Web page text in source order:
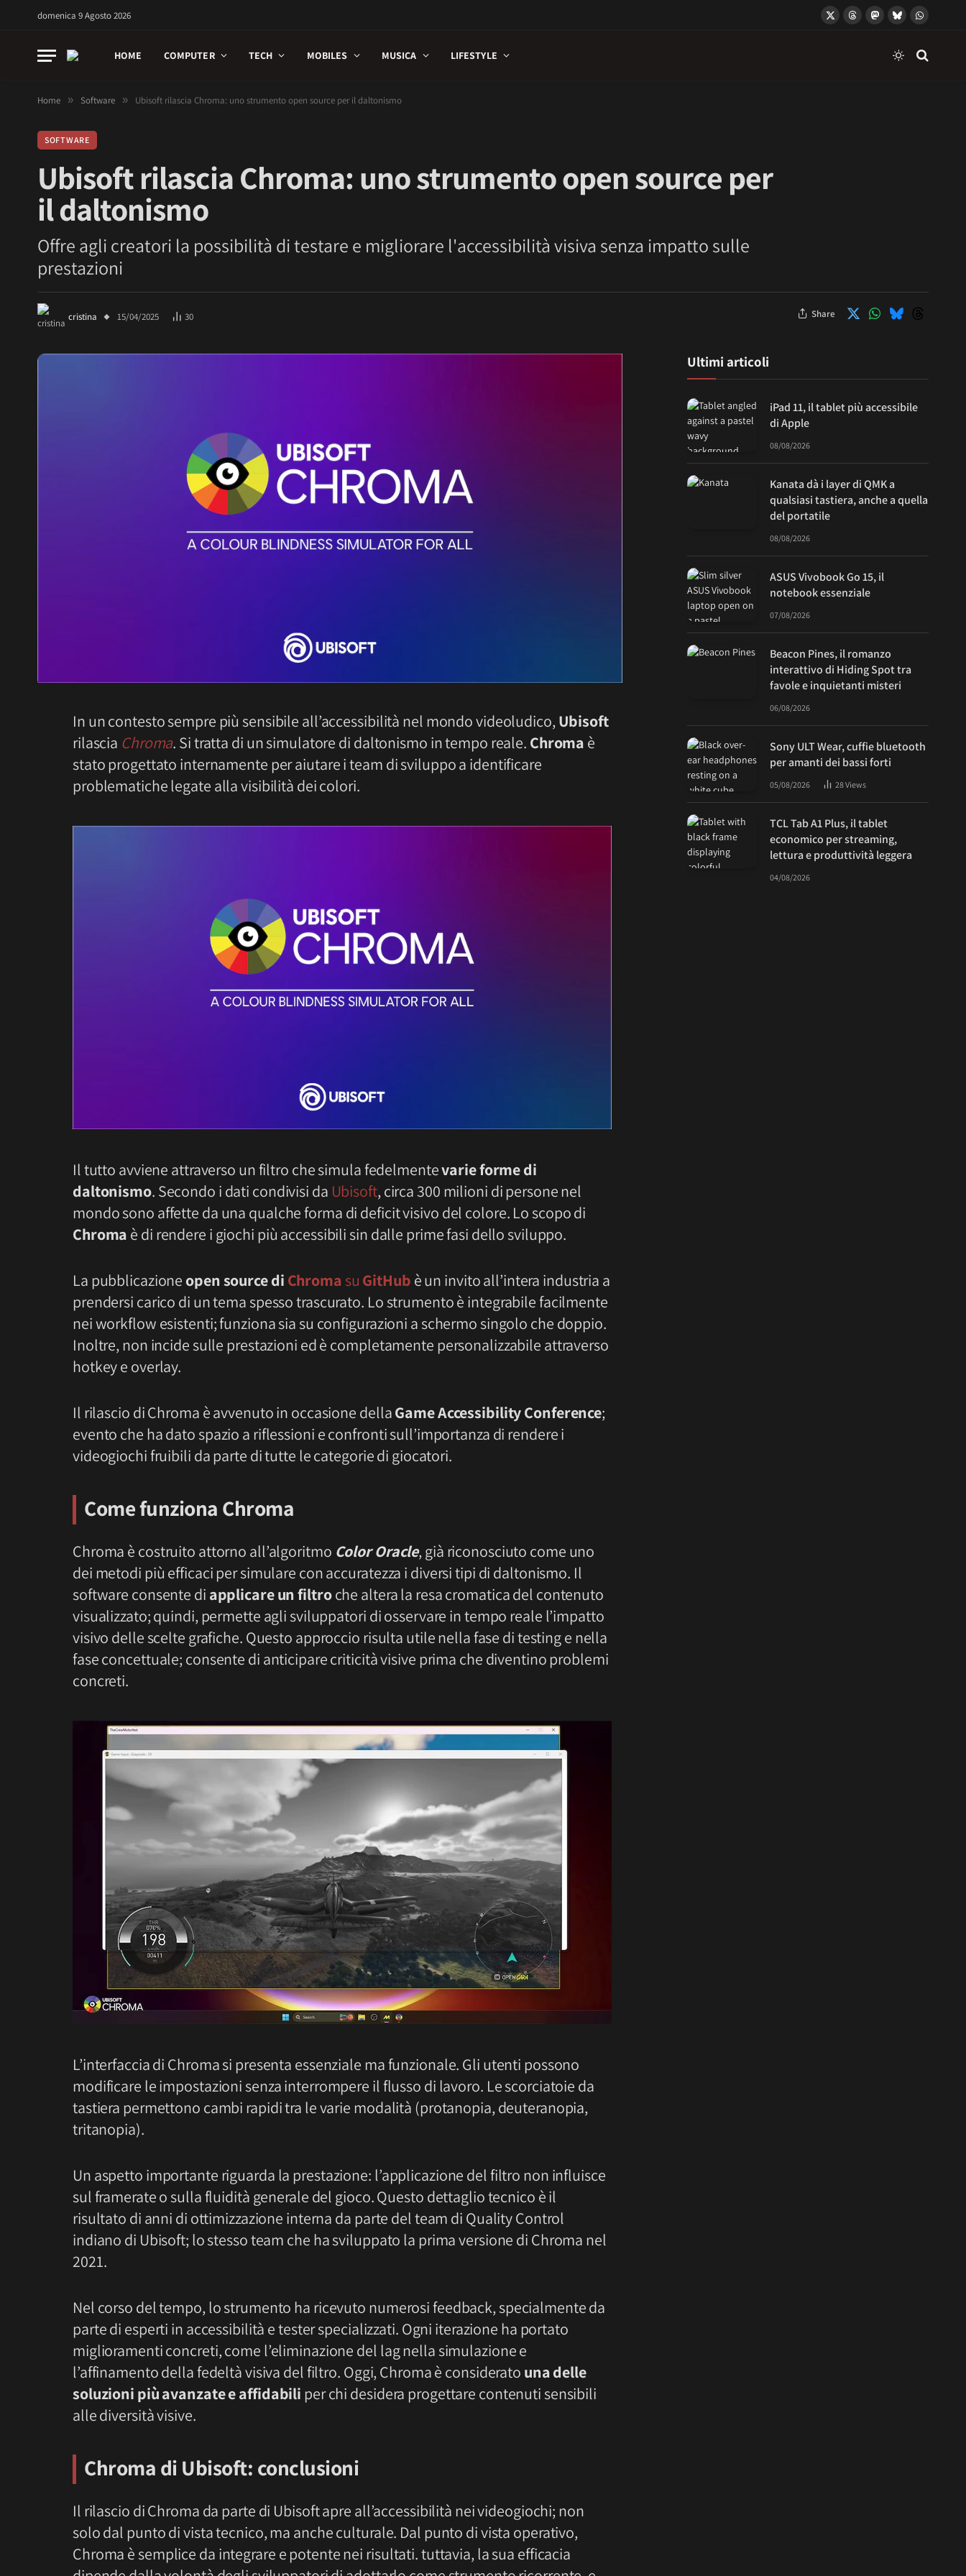
domenica 9 Agosto 2026
X
ThreadsMastodon
BlueskyWhatsApp
HOME COMPUTER TECH MOBILES MUSICA LIFESTYLE
Home » Software » Ubisoft rilascia Chroma: uno strumento open source per il daltonismo
SOFTWARE
Ubisoft rilascia Chroma: uno strumento open source per
il daltonismo
Offre agli creatori la possibilità di testare e migliorare l'accessibilità visiva senza impatto sulle
prestazioni
cristina 15/04/2025 30 Share
In un contesto sempre più sensibile all’accessibilità nel mondo videoludico,Ubisoft
rilascia Chroma. Si tratta di un simulatore di daltonismo in tempo reale. Chroma è
stato progettato internamente per aiutare i team di sviluppo a identificare
problematiche legate alla visibilità dei colori.
Il tutto avviene attraverso un filtro che simula fedelmentevarie forme di
daltonismo. Secondo i dati condivisi da Ubisoft, circa 300 milioni di persone nel
mondo sono affette da una qualche forma di deficit visivo del colore. Lo scopo di
Chroma è di rendere i giochi più accessibili sin dalle prime fasi dello sviluppo.
La pubblicazioneopen source di Chroma su GitHub è un invito all’intera industria a
prendersi carico di un tema spesso trascurato. Lo strumento è integrabile facilmente
nei workflow esistenti; funziona sia su configurazioni a schermo singolo che doppio.
Inoltre, non incide sulle prestazioni ed è completamente personalizzabile attraverso
hotkey e overlay.
Il rilascio di Chroma è avvenuto in occasione dellaGame Accessibility Conference;
evento che ha dato spazio a riflessioni e confronti sull’importanza di rendere i
videogiochi fruibili da parte di tutte le categorie di giocatori.
Come funziona Chroma
Chroma è costruito attorno all’algoritmo Color Oracle, già riconosciuto come uno
dei metodi più efficaci per simulare con accuratezza i diversi tipi di daltonismo. Il
software consente di applicare un filtroche altera la resa cromatica del contenuto
visualizzato; quindi, permette agli sviluppatori di osservare in tempo reale l’impatto
visivo delle scelte grafiche. Questo approccio risulta utile nella fase di testing e nella
fase concettuale; consente di anticipare criticità visive prima che diventino problemi
concreti.
L’interfaccia di Chroma si presenta essenziale ma funzionale. Gli utenti possono
modificare le impostazioni senza interrompere il flusso di lavoro. Le scorciatoie da
tastiera permettono cambi rapidi tra le varie modalità (protanopia, deuteranopia,
tritanopia).
Un aspetto importante riguarda la prestazione: l’applicazione del filtro non influisce
sul framerate o sulla fluidità generale del gioco. Questo dettaglio tecnico è il
risultato di anni di ottimizzazione interna da parte del team di Quality Control
indiano di Ubisoft; lo stesso team che ha sviluppato la prima versione di Chroma nel
2021.
Nel corso del tempo, lo strumento ha ricevuto numerosi feedback, specialmente da
parte di esperti in accessibilità e tester specializzati. Ogni iterazione ha portato
miglioramenti concreti, come l’eliminazione del lag nella simulazione e
l’affinamento della fedeltà visiva del filtro. Oggi, Chroma è considerato una delle
soluzioni più avanzate e affidabili per chi desidera progettare contenuti sensibili
alle diversità visive.
Chroma di Ubisoft: conclusioni
Il rilascio di Chroma da parte di Ubisoft apre all’accessibilità nei videogiochi; non
solo dal punto di vista tecnico, ma anche culturale. Dal punto di vista operativo,
Chroma è semplice da integrare e potente nei risultati. tuttavia, la sua efficacia
Ultimi articoli
iPad 11, il tablet più accessibile
di Apple
08/08/2026
Kanata dà i layer di QMK a
qualsiasi tastiera, anche a quella
del portatile
08/08/2026
ASUS Vivobook Go 15, il
notebook essenziale
07/08/2026
Beacon Pines, il romanzo
interattivo di Hiding Spot tra
favole e inquietanti misteri
06/08/2026
Sony ULT Wear, cuffie bluetooth
per amanti dei bassi forti
05/08/2026 28Views
TCL Tab A1 Plus, il tablet
economico per streaming,
lettura e produttività leggera
04/08/2026